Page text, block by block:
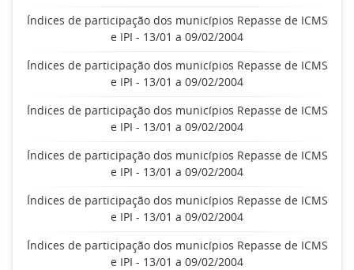
Índices de participação dos municípios Repasse de ICMS
e IPI - 13/01 a 09/02/2004
Índices de participação dos municípios Repasse de ICMS
e IPI - 13/01 a 09/02/2004
Índices de participação dos municípios Repasse de ICMS
e IPI - 13/01 a 09/02/2004
Índices de participação dos municípios Repasse de ICMS
e IPI - 13/01 a 09/02/2004
Índices de participação dos municípios Repasse de ICMS
e IPI - 13/01 a 09/02/2004
Índices de participação dos municípios Repasse de ICMS
e IPI - 13/01 a 09/02/2004